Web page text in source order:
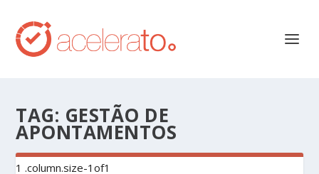
TAG: GESTÃO DE
APONTAMENTOS